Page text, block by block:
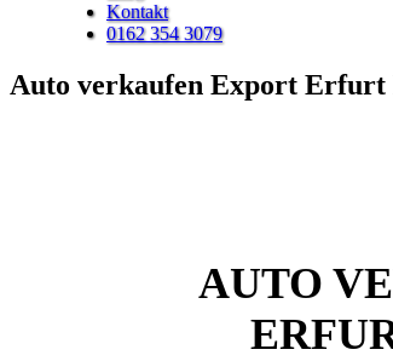
Kontakt
0162 354 3079
Auto verkaufen Export Erfurt
AUTO